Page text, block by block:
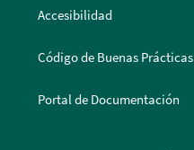
Accesibilidad
Código de Buenas Prácticas
Portal de Documentación